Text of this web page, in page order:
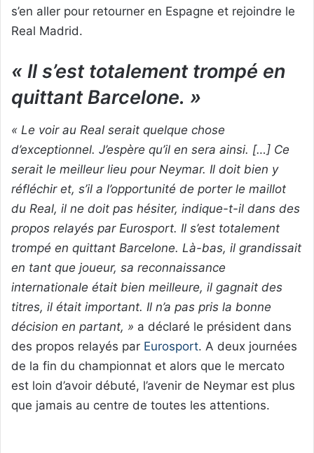
s’en aller pour retourner en Espagne et rejoindre le
Real Madrid.
« Il s’est totalement trompé en
quittant Barcelone. »
« Le voir au Real serait quelque chose
d’exceptionnel. J’espère qu’il en sera ainsi. […] Ce
serait le meilleur lieu pour Neymar. Il doit bien y
réfléchir et, s’il a l’opportunité de porter le maillot
du Real, il ne doit pas hésiter, indique-t-il dans des
propos relayés par Eurosport. Il s’est totalement
trompé en quittant Barcelone. Là-bas, il grandissait
en tant que joueur, sa reconnaissance
internationale était bien meilleure, il gagnait des
titres, il était important. Il n’a pas pris la bonne
décision en partant, » a déclaré le président dans
des propos relayés par Eurosport. A deux journées
de la fin du championnat et alors que le mercato
est loin d’avoir débuté, l’avenir de Neymar est plus
que jamais au centre de toutes les attentions.